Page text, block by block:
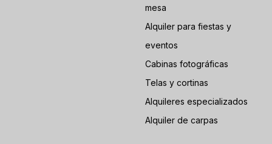
mesa
Alquiler para fiestas y
eventos
Cabinas fotográficas
Telas y cortinas
Alquileres especializados
Alquiler de carpas